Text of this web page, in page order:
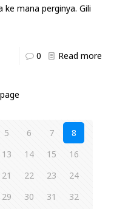
ke mana perginya. Gili
0 Read more
5 6 7
8
13 14 15
16
21 22 23
24
29 30 31
32